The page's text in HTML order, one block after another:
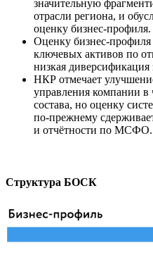
значительную
отрасли региона, и
оценку бизнес-профиля.
Оценку бизнес-
ключевых активов по
низкая диверсификация
НКР отмечает
управления компании в
состава, но оценку
по-прежнему
и отчётности по МСФО.
Структура БОСК